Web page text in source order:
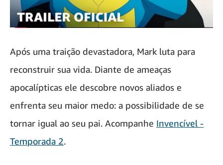
Após uma traição devastadora, Mark luta para
reconstruir sua vida. Diante de ameaças
apocalípticas ele descobre novos aliados e
enfrenta seu maior medo: a possibilidade de se
tornar igual ao seu pai. Acompanhe Invencível -
Temporada 2.